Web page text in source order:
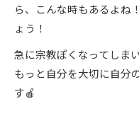
ら、こんな時もあるよね
ょう！
急に宗教ぽくなってしま
もっと自分を大切に自分
す🍎